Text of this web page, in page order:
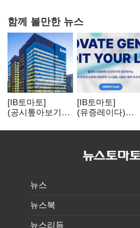
함께 볼만한 뉴스
[IB토마토]
(공시톺아보기)
바로 매출로
[IB토마토]
(유증레이다)
3분의 1 토막…
비용부터 챙긴다
뉴스
뉴스북
뉴스리듬